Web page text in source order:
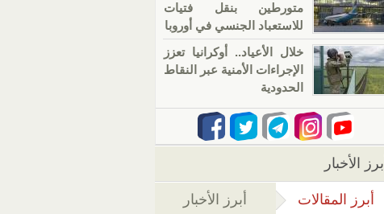
متورطين بنقل فتيات
للاستعباد الجنسي في أوروبا
خلال الأعياد.. أوكرانيا تعزز
الإجراءات الأمنية عبر النقاط
الحدودية
أبرز الأخبار
أبرز المقالات (علامة التبويب النشطة)
أبرز الأخبار